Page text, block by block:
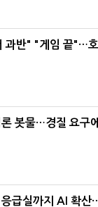
과반" "게임 끝"…
론 봇물…경질 요구
급실까지 AI 확산